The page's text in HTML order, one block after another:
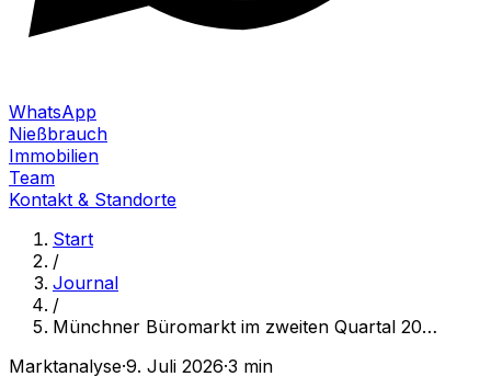
WhatsApp
Nießbrauch
Immobilien
Team
Kontakt & Standorte
Start
/
Journal
/
Münchner Büromarkt im zweiten Quartal 20…
Marktanalyse·9. Juli 2026·3 min